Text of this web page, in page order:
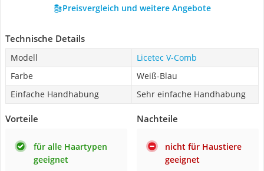
Preisvergleich und weitere Angebote
Technische Details
Modell
Licetec V-Comb
Farbe
Weiß-Blau
Einfache Handhabung
Sehr einfache Handhabung
Vorteile
für alle Haartypen
geeignet
Nachteile
nicht für Haustiere
geeignet